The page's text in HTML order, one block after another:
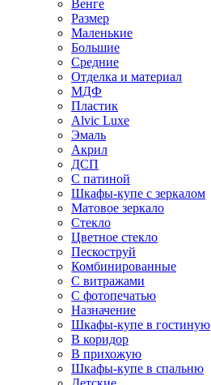
Венге
Размер
Маленькие
Большие
Средние
Отделка и материал
МДФ
Пластик
Alvic Luxe
Эмаль
Акрил
ДСП
С патиной
Шкафы-купе с зеркалом
Матовое зеркало
Стекло
Цветное стекло
Пескоструй
Комбинированные
С витражами
С фотопечатью
Назначение
Шкафы-купе в гостиную
В коридор
В прихожую
Шкафы-купе в спальню